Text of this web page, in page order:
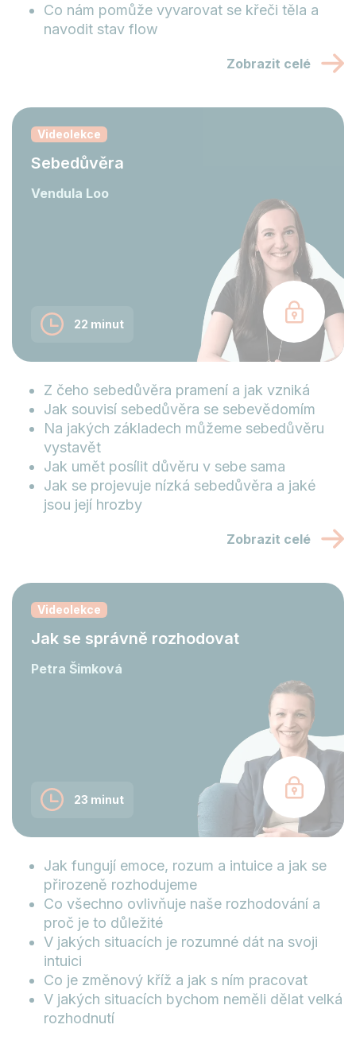
Co nám pomůže vyvarovat se křeči těla a
navodit stav flow
Zobrazit celé
Videolekce
Sebedůvěra
Vendula Loo
22 minut
Z čeho sebedůvěra pramení a jak vzniká
Jak souvisí sebedůvěra se sebevědomím
Na jakých základech můžeme sebedůvěru
vystavět
Jak umět posílit důvěru v sebe sama
Jak se projevuje nízká sebedůvěra a jaké
jsou její hrozby
Zobrazit celé
Videolekce
Jak se správně rozhodovat
Petra Šimková
23 minut
Jak fungují emoce, rozum a intuice a jak se
přirozeně rozhodujeme
Co všechno ovlivňuje naše rozhodování a
proč je to důležité
V jakých situacích je rozumné dát na svoji
intuici
Co je změnový kříž a jak s ním pracovat
V jakých situacích bychom neměli dělat velká
rozhodnutí